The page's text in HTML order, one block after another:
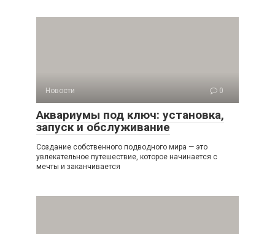
Новости 0
Аквариумы под ключ: установка,
запуск и обслуживание
Создание собственного подводного мира — это
увлекательное путешествие, которое начинается с
мечты и заканчивается